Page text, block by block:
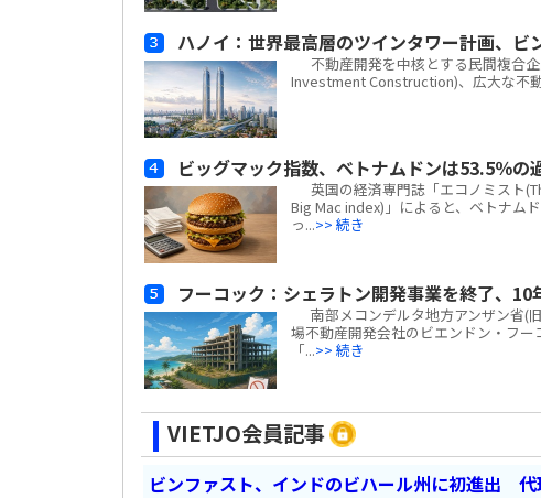
ハノイ：世界最高層のツインタワー計画、ビ
不動産開発を中核とする民間複合
Investment Construction)、広大な不
ビッグマック指数、ベトナムドンは53.5％
英国の経済専門誌「エコノミスト
Big Mac index)」によると、ベトナム
っ...>> 続き
フーコック：シェラトン開発事業を終了、10
南部メコンデルタ地方アンザン省(
場不動産開発会社のビエンドン・フ
「...>> 続き
VIETJO会員記事
ビンファスト、インドのビハール州に初進出